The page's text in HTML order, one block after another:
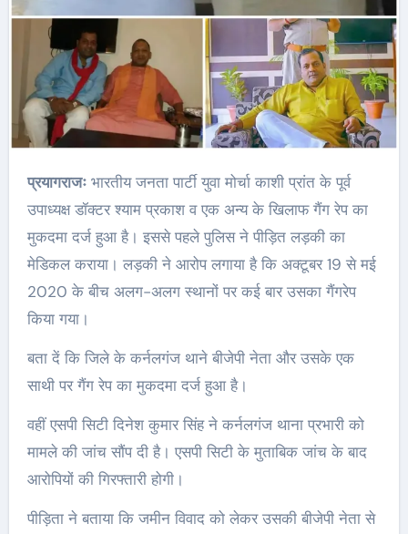
प्रयागराजःभारतीय जनता पार्टी युवा मोर्चा काशी प्रांत के पूर्व
उपाध्यक्ष डॉक्टर श्याम प्रकाश व एक अन्य के खिलाफ गैंग रेप का
मुकदमा दर्ज हुआ है। इससे पहले पुलिस ने पीड़ित लड़की का
मेडिकल कराया। लड़की ने आरोप लगाया है कि अक्टूबर 19 से मई
2020 के बीच अलग-अलग स्थानों पर कई बार उसका गैंगरेप
किया गया।
बता दें कि जिले के कर्नलगंज थाने बीजेपी नेता और उसके एक
साथी पर गैंग रेप का मुकदमा दर्ज हुआ है।
वहीं एसपी सिटी दिनेश कुमार सिंह ने कर्नलगंज थाना प्रभारी को
मामले की जांच सौंप दी है। एसपी सिटी के मुताबिक जांच के बाद
आरोपियों की गिरफ्तारी होगी।
पीड़िता ने बताया कि जमीन विवाद को लेकर उसकी बीजेपी नेता से